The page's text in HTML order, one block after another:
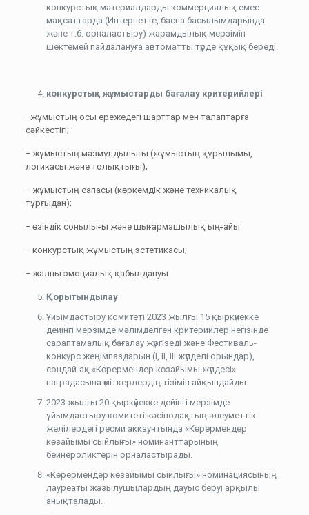
конкурстық материалдарды коммерциялық емес
мақсаттарда (Интернетте, баспа басылымдарында
және т.б. орналастыру) жарамдылық мерзімін
шектемей пайдалануға автоматты түрде құқық береді.
конкурстық жұмыстарды бағалау критерийлері
−жұмыстың осы ережедегі шарттар мен талаптарға
сәйкестігі;
− жұмыстың мазмұндылығы (жұмыстың құрылымы,
логикасы және толықтығы);
− жұмыстың сапасы (көркемдік және техникалық
тұрғыдан);
− өзіндік сонылығы және шығармашылық ыңғайы
− конкурстық жұмыстың эстетикасы;
− жалпы эмоциалық қабылдануы
Қорытындылау
Ұйымдастыру комитеті 2023 жылғы 15 қыркүйекке
дейінгі мерзімде мәлімделген критерийлер негізінде
сараптамалық бағалау жүргізеді және Фестиваль-
конкурс жеңімпаздарын (I, II, III жүлделі орындар),
сондай-ақ «Көрермендер көзайымы жүлдесі»
наградасына үміткерлердің тізімін айқындайды.
2023 жылғы 20 қыркүйекке дейінгі мерзімде
ұйымдастыру комитеті кәсіподақтың әлеуметтік
желілердегі ресми аккаунтында «Көрермендер
көзайымы сыйлығы» номинанттарының
бейнероликтерін орналастырады.
«Көрермендер көзайымы сыйлығы» номинациясының
лауреаты жазылушылардың дауыс беруі арқылы
анықталады.